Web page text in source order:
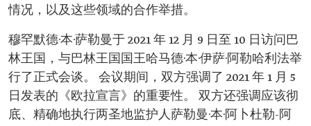
情况，以及这些领域的合作举措。
穆罕默德·本·萨勒曼于 2021 年 12 月 9 日至 10 日访问巴
林王国，与巴林王国国王哈马德·本·伊萨·阿勒哈利法举
行了正式会谈。 会议期间，双方强调了 2021 年 1 月 5
日发表的《欧拉宣言》的重要性。 双方还强调应该彻
底、精确地执行两圣地监护人萨勒曼·本·阿卜杜勒-阿